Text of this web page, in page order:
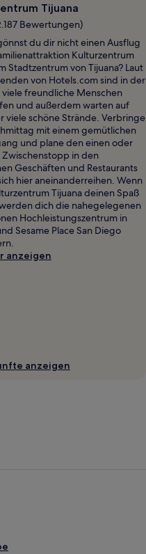
Tijuana
Bewertungen)
du dir nicht einen Ausflug
Kulturzentrum
Stadtzentrum von Tijuana? Laut
von Hotels.com sind in der
freundliche Menschen
und außerdem warten auf
viele schöne Strände. Verbringe
mit einem gemütlichen
und plane den einen oder
Zwischenstopp in den
Geschäften und Restaurants
hier aneinanderreihen. Wenn
Tijuana deinen Spaß
dich die nahegelegenen
Hochleistungszentrum in
Sesame Place San Diego
anzeigen
anzeigen